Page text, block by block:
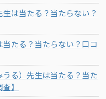
は当たる？当たらない？
たる？当たらない？口コ
うる）先生は当たる？当た
】